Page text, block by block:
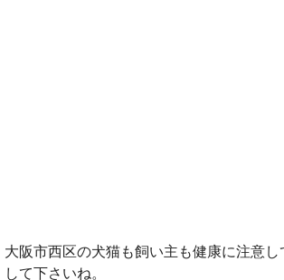
大阪市西区の犬猫も飼い主も健康に注意
して下さいね。